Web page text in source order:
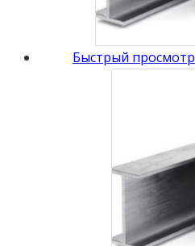
Быстрый просмотр